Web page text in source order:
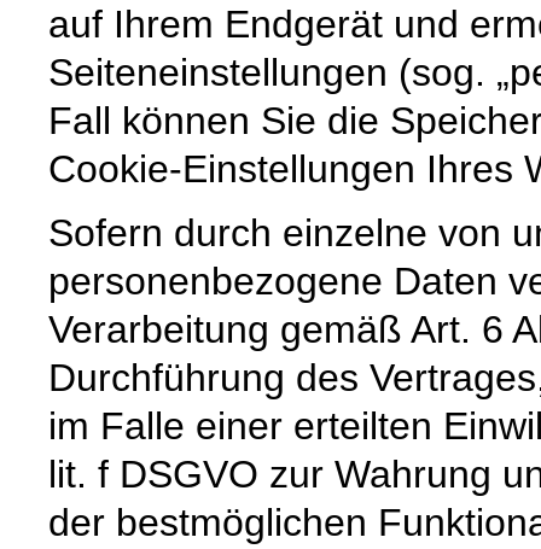
auf Ihrem Endgerät und
Seiteneinstellungen (sog.
Fall können Sie die
Cookie-Einstellungen Ihres
Sofern durch einzelne von
personenbezogene Daten
Verarbeitung gemäß Art. 6
Durchführung des
im Falle einer erteilten
lit. f DSGVO zur Wahrung
der bestmöglichen